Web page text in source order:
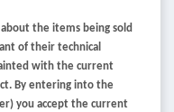
the items being sold
of their technical
with the current
By entering into the
you accept the current